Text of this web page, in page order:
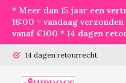
* Meer dan 15 jaar een
16:00 = vandaag
vanaf €100 * 14 dagen
14 dagen retourrecht